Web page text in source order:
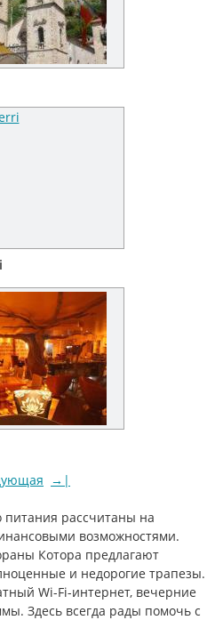
→|
питания рассчитаны на
возможностями.
Котора предлагают
и недорогие трапезы.
Wi-Fi-интернет, вечерние
Здесь всегда рады помочь с